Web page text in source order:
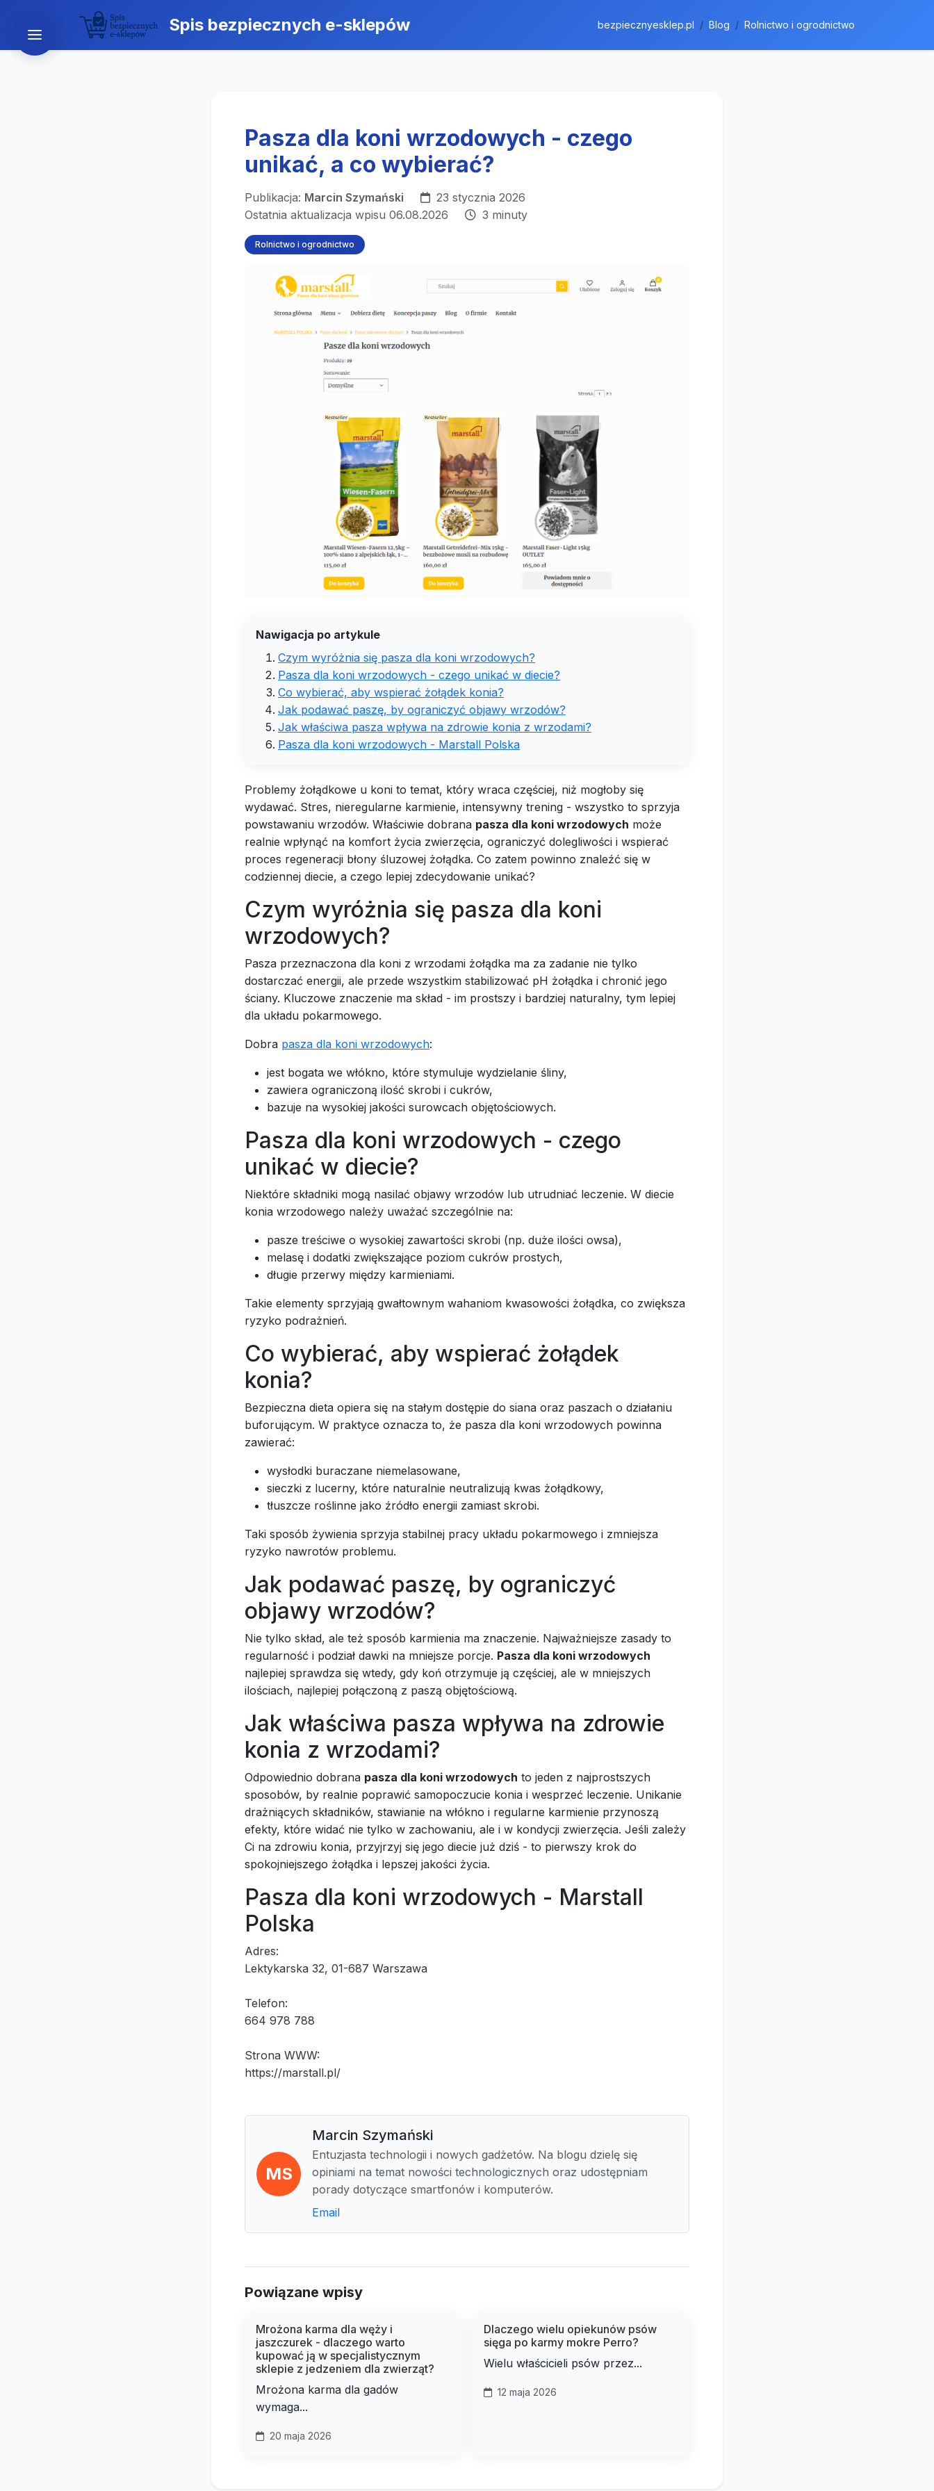
Spis bezpiecznych e-sklepów bezpiecznyesklep.pl Blog Rolnictwo i ogrodnictwo
Pasza dla koni wrzodowych - czego
unikać, a co wybierać?
Publikacja: Marcin Szymański
23 stycznia 2026
Ostatnia aktualizacja wpisu 06.08.2026
3 minuty
Rolnictwo i ogrodnictwo
Nawigacja po artykule
Czym wyróżnia się pasza dla koni wrzodowych?
Pasza dla koni wrzodowych - czego unikać w diecie?
Co wybierać, aby wspierać żołądek konia?
Jak podawać paszę, by ograniczyć objawy wrzodów?
Jak właściwa pasza wpływa na zdrowie konia z wrzodami?
Pasza dla koni wrzodowych - Marstall Polska
Problemy żołądkowe u koni to temat, który wraca częściej, niż mogłoby się
wydawać. Stres, nieregularne karmienie, intensywny trening - wszystko to sprzyja
powstawaniu wrzodów. Właściwie dobrana pasza dla koni wrzodowych może
realnie wpłynąć na komfort życia zwierzęcia, ograniczyć dolegliwości i wspierać
proces regeneracji błony śluzowej żołądka. Co zatem powinno znaleźć się w
codziennej diecie, a czego lepiej zdecydowanie unikać?
Czym wyróżnia się pasza dla koni
wrzodowych?
Pasza przeznaczona dla koni z wrzodami żołądka ma za zadanie nie tylko
dostarczać energii, ale przede wszystkim stabilizować pH żołądka i chronić jego
ściany. Kluczowe znaczenie ma skład - im prostszy i bardziej naturalny, tym lepiej
dla układu pokarmowego.
Dobra pasza dla koni wrzodowych:
jest bogata we włókno, które stymuluje wydzielanie śliny,
zawiera ograniczoną ilość skrobi i cukrów,
bazuje na wysokiej jakości surowcach objętościowych.
Pasza dla koni wrzodowych - czego
unikać w diecie?
Niektóre składniki mogą nasilać objawy wrzodów lub utrudniać leczenie. W diecie
konia wrzodowego należy uważać szczególnie na:
pasze treściwe o wysokiej zawartości skrobi (np. duże ilości owsa),
melasę i dodatki zwiększające poziom cukrów prostych,
długie przerwy między karmieniami.
Takie elementy sprzyjają gwałtownym wahaniom kwasowości żołądka, co zwiększa
ryzyko podrażnień.
Co wybierać, aby wspierać żołądek
konia?
Bezpieczna dieta opiera się na stałym dostępie do siana oraz paszach o działaniu
buforującym. W praktyce oznacza to, że pasza dla koni wrzodowych powinna
zawierać:
wysłodki buraczane niemelasowane,
sieczki z lucerny, które naturalnie neutralizują kwas żołądkowy,
tłuszcze roślinne jako źródło energii zamiast skrobi.
Taki sposób żywienia sprzyja stabilnej pracy układu pokarmowego i zmniejsza
ryzyko nawrotów problemu.
Jak podawać paszę, by ograniczyć
objawy wrzodów?
Nie tylko skład, ale też sposób karmienia ma znaczenie. Najważniejsze zasady to
regularność i podział dawki na mniejsze porcje. Pasza dla koni wrzodowych
najlepiej sprawdza się wtedy, gdy koń otrzymuje ją częściej, ale w mniejszych
ilościach, najlepiej połączoną z paszą objętościową.
Jak właściwa pasza wpływa na zdrowie
konia z wrzodami?
Odpowiednio dobrana pasza dla koni wrzodowych to jeden z najprostszych
sposobów, by realnie poprawić samopoczucie konia i wesprzeć leczenie. Unikanie
drażniących składników, stawianie na włókno i regularne karmienie przynoszą
efekty, które widać nie tylko w zachowaniu, ale i w kondycji zwierzęcia. Jeśli zależy
Ci na zdrowiu konia, przyjrzyj się jego diecie już dziś - to pierwszy krok do
spokojniejszego żołądka i lepszej jakości życia.
Pasza dla koni wrzodowych - Marstall
Polska
Adres:
Lektykarska 32, 01-687 Warszawa
Telefon:
664 978 788
Strona WWW:
https://marstall.pl/
MS
Marcin Szymański
Entuzjasta technologii i nowych gadżetów. Na blogu dzielę się
opiniami na temat nowości technologicznych oraz udostępniam
porady dotyczące smartfonów i komputerów.
Email
Powiązane wpisy
Mrożona karma dla węży i
jaszczurek - dlaczego warto
kupować ją w specjalistycznym
sklepie z jedzeniem dla zwierząt?
Mrożona karma dla gadów
wymaga...
20 maja 2026
Dlaczego wielu opiekunów psów
sięga po karmy mokre Perro?
Wielu właścicieli psów przez...
12 maja 2026